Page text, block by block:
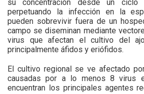
su concentración desde un
perpetuando la infección en la
pueden sobrevivir fuera de un
campo se diseminan mediante
virus que afectan el cultivo del
principalmente áfidos y eriófidos.
El cultivo regional se ve afectado
causadas por a lo menos 8 virus
encuentran los principales agentes